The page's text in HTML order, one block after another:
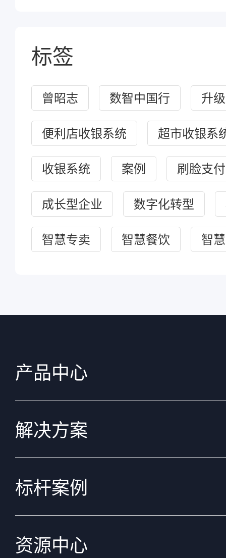
标签
曾昭志 数智中国行 升
便利店收银系统 超市收银系
收银系统 案例 刷脸支付
成长型企业 数字化转型
智慧专卖 智慧餐饮 智
产品中心
解决方案
标杆案例
资源中心